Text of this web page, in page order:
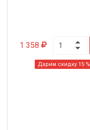
1 358
Дарим скидку 15 %